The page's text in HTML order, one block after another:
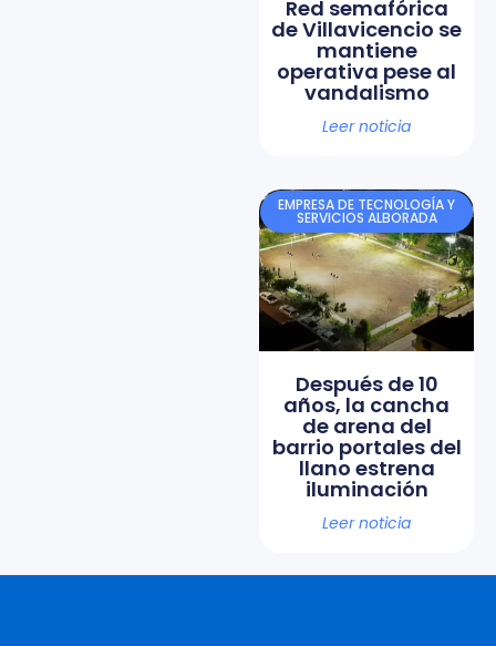
Red semafórica
de Villavicencio se
mantiene
operativa pese al
vandalismo
Leer noticia
EMPRESA DE TECNOLOGÍA Y
SERVICIOS ALBORADA
Después de 10
años, la cancha
de arena del
barrio portales del
llano estrena
iluminación
Leer noticia